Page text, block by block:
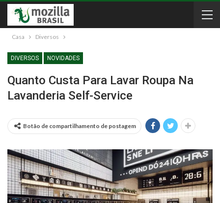
Casa Diversos
DIVERSOS NOVIDADES
Quanto Custa Para Lavar Roupa Na
Lavanderia Self-Service
Botão de compartilhamento de postagem